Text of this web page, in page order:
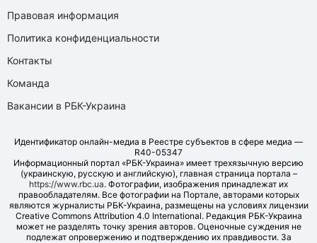
Правовая информация
Политика конфиденциальности
Контакты
Команда
Вакансии в РБК-Украина
Идентификатор онлайн-медиа в Реестре субъектов в сфере медиа —
R40-05347
Информационный портал «РБК-Украина» имеет трехязычную версию
(украинскую, русскую и английскую), главная страница портала –
https://www.rbc.ua. Фотографии, изображения принадлежат их
правообладателям. Все фотографии на Портале, авторами которых
являются журналисты РБК-Украина, размещены на условиях лицензии
Creative Commons Attribution 4.0 International. Редакция РБК-Украина
может не разделять точку зрения авторов. Оценочные суждения не
подлежат опровержению и подтверждению их правдивости. За